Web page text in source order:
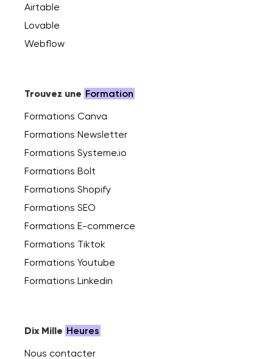
Airtable
Lovable
Webflow
Trouvez une Formation
Formations Canva
Formations Newsletter
Formations Systeme.io
Formations Bolt
Formations Shopify
Formations SEO
Formations E-commerce
Formations Tiktok
Formations Youtube
Formations Linkedin
Dix Mille Heures
Nous contacter